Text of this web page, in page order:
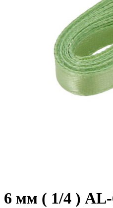
6 мм ( 1/4 )